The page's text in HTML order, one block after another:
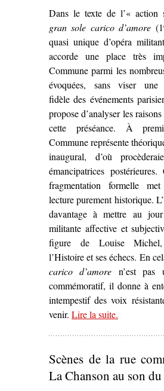
Dans le texte de l’«
gran sole carico d’amore
quasi unique d’opéra
accorde une place très
Commune parmi les
évoquées, sans viser une
fidèle des événements
propose d’analyser les
cette préséance. À
Commune représente
inaugural, d’où
émancipatrices
fragmentation formelle
lecture purement historique.
davantage à mettre au
militante affective et
figure de Louise
l’Histoire et ses échecs. En
carico d’amore n’est pas
commémoratif, il donne à
intempestif des voix
venir. Lire la suite– ‘L’À-
.
Scènes de la rue
La Chanson au son